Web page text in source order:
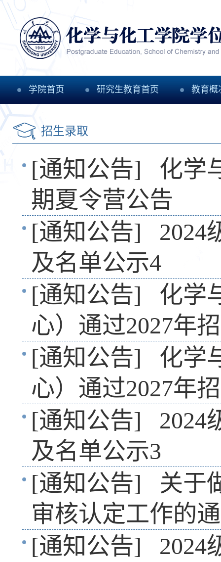
学院首页 研究生教育首页 教育概
招生录取
[通知公告]
化学
期夏令营公告
[通知公告]
2024
及名单公示4
[通知公告]
化学
心）通过2027年
[通知公告]
化学
心）通过2027年
[通知公告]
2024
及名单公示3
[通知公告]
关于
审核认定工作的
[通知公告]
2024